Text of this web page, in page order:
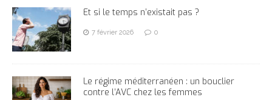
Et si le temps n’existait pas ?
7 février 2026 0
Le régime méditerranéen : un bouclier
contre l’AVC chez les femmes